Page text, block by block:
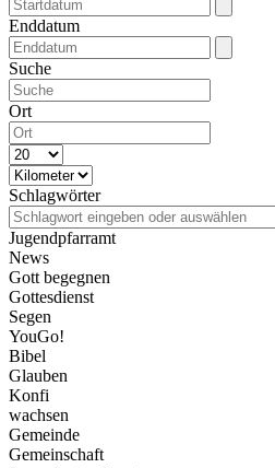
Enddatum
Suche
Ort
Schlagwörter
Jugendpfarramt
News
Gott begegnen
Gottesdienst
Segen
YouGo!
Bibel
Glauben
Konfi
wachsen
Gemeinde
Gemeinschaft